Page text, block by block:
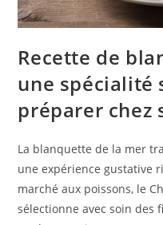
Recette de
une spécialité
préparer chez
La blanquette de la mer
une expérience gustative
marché aux poissons, le
sélectionne avec soin des